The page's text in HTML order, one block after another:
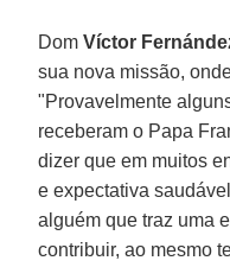
Dom Víctor
sua nova missão,
"Provavelmente
receberam o Papa
dizer que em muitos
e expectativa
alguém que traz uma
contribuir, ao mesmo